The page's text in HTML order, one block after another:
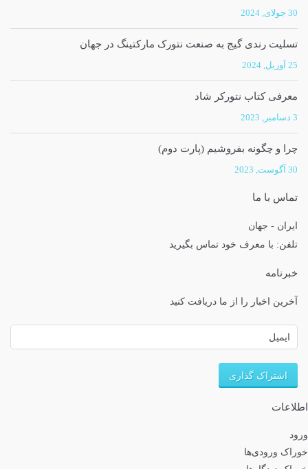
30 جولای, 2024
تسلیت رندی گیج به صنعت نتورک مارکتینگ در جهان
25 آوریل, 2024
معرفی کتاب نتورکر شاد
3 دسامبر, 2023
چرا و چگونه بفروشیم (پارت دوم)
30 آگوست, 2023
تماس با ما
ایران - جهان
تلفن: با معرف خود تماس بگیرید
خبرنامه
آخرین اخبار را از ما دریافت کنید
اطلاعات
ورود
خوراک ورودی‌ها